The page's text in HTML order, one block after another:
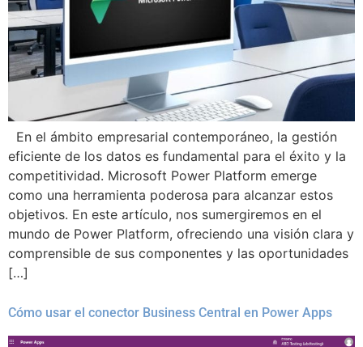
En el ámbito empresarial contemporáneo, la gestión
eficiente de los datos es fundamental para el éxito y la
competitividad. Microsoft Power Platform emerge
como una herramienta poderosa para alcanzar estos
objetivos. En este artículo, nos sumergiremos en el
mundo de Power Platform, ofreciendo una visión clara y
comprensible de sus componentes y las oportunidades
[…]
Cómo usar el conector Business Central en Power Apps